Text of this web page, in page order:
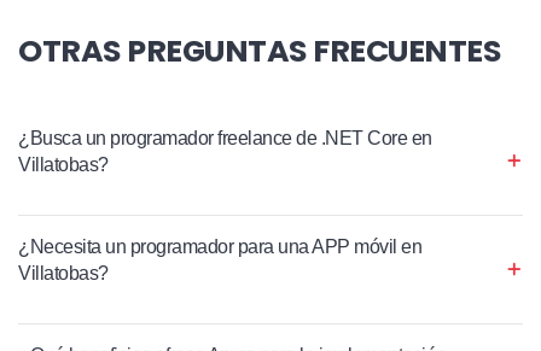
OTRAS PREGUNTAS FRECUENTES
¿Busca un programador freelance de .NET Core en
Villatobas?
¿Necesita un programador para una APP móvil en
Villatobas?